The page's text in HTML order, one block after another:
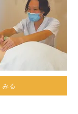
みる